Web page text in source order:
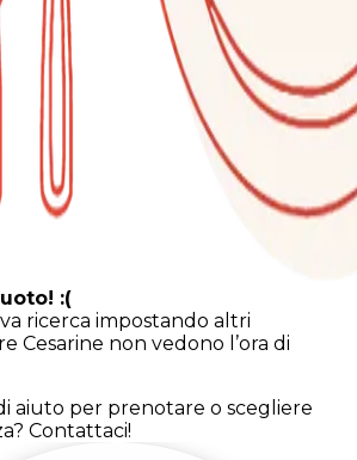
:(
ricerca impostando altri
Cesarine non vedono l’ora di
aiuto per prenotare o scegliere
Contattaci!